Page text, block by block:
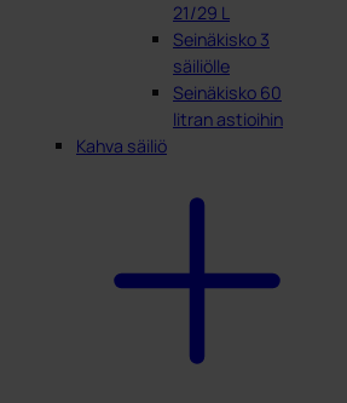
21/29 L
Seinäkisko 3
säiliölle
Seinäkisko 60
litran astioihin
Kahva säiliö